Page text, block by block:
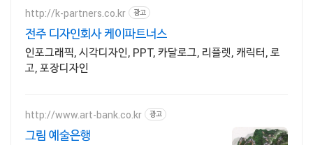
http://k-partners.co.kr 광고
전주 디자인회사 케이파트너스
인포그래픽, 시각디자인, PPT, 카달로그, 리플렛, 캐릭터, 로
고, 포장디자인
http://www.art-bank.co.kr 광고
그림 예술은행